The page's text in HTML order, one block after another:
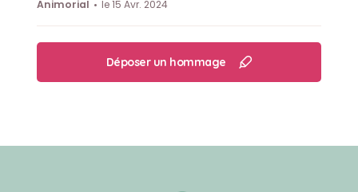
Animorial
le 15 Avr. 2024
Déposer un hommage